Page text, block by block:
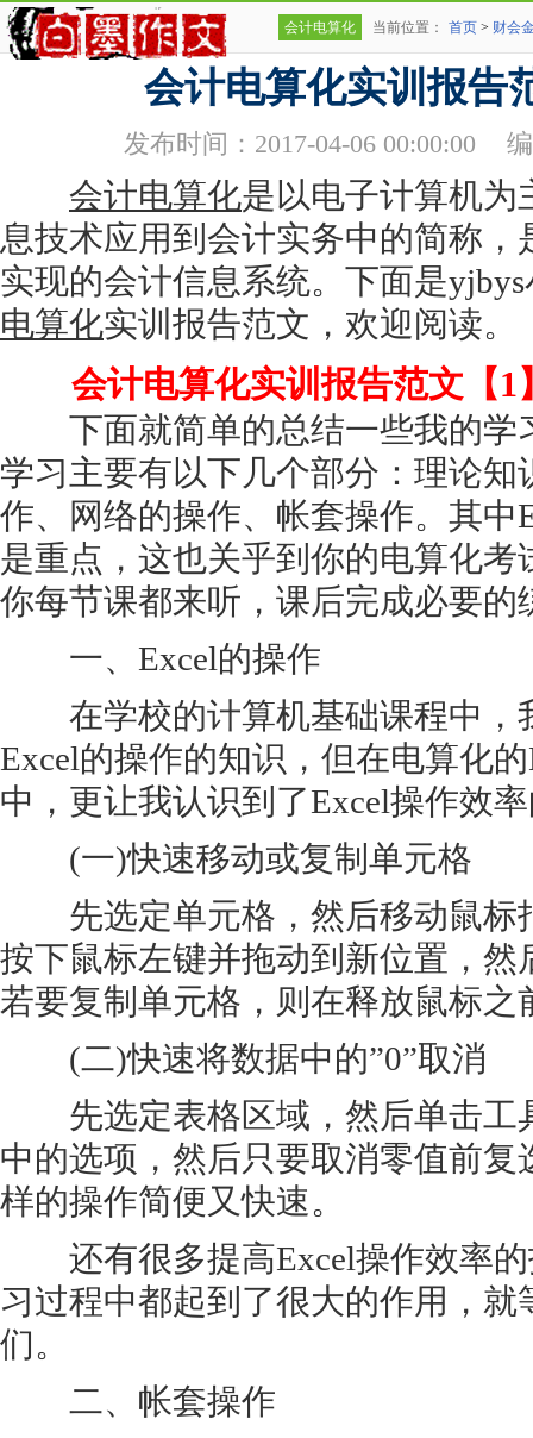
会计电算化 当前位置： 首页 > 财会
会计电算化实训报告
发布时间：2017-04-06 00:00:00
会计电算化是以电子计算机为
息技术应用到会计实务中的简称
实现的会计信息系统。下面是
电算化实训报告范文，欢迎阅读。
会计电算化实训报告范文【1
下面就简单的总结一些我的学
学习主要有以下几个部分：理论知
作、网络的操作、帐套操作。其中
是重点，这也关乎到你的电算化
你每节课都来听，课后完成必要的
一、Excel的操作
在学校的计算机基础课程中，
Excel的操作的知识，但在电算化
中，更让我认识到了Excel操作效
(一)快速移动或复制单元格
先选定单元格，然后移动鼠标
按下鼠标左键并拖动到新位置，然
若要复制单元格，则在释放鼠标之
(二)快速将数据中的”0”取消
先选定表格区域，然后单击工
中的选项，然后只要取消零值前复
样的操作简便又快速。
还有很多提高Excel操作效率的
习过程中都起到了很大的作用，就
们。
二、帐套操作